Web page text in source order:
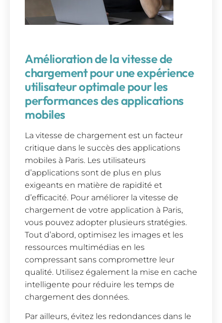
Amélioration de la vitesse de
chargement pour une expérience
utilisateur optimale pour les
performances des applications
mobiles
La vitesse de chargement est un facteur
critique dans le succès des applications
mobiles à Paris. Les utilisateurs
d’applications sont de plus en plus
exigeants en matière de rapidité et
d’efficacité. Pour améliorer la vitesse de
chargement de votre application à Paris,
vous pouvez adopter plusieurs stratégies.
Tout d’abord, optimisez les images et les
ressources multimédias en les
compressant sans compromettre leur
qualité. Utilisez également la mise en cache
intelligente pour réduire les temps de
chargement des données.
Par ailleurs, évitez les redondances dans le